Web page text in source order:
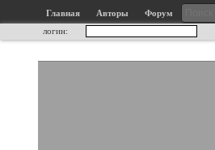
Главная Авторы
Форум
логин: